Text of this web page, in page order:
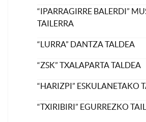
“IPARRAGIRRE BALERDI”
TAILERRA
“LURRA” DANTZA TALDEA
“ZSK” TXALAPARTA TALDEA
“HARIZPI” ESKULANETAKO
“TXIRIBIRI” EGURREZKO